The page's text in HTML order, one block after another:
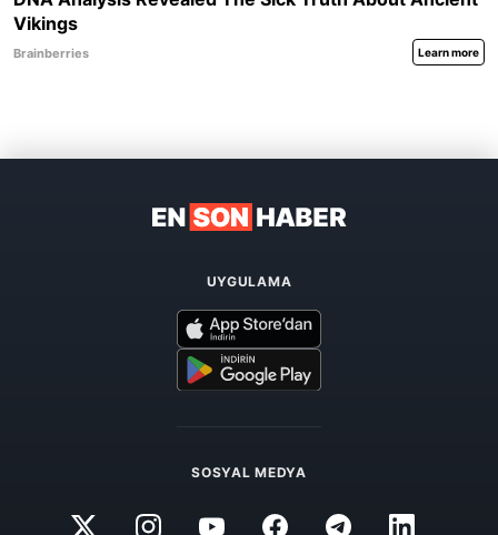
UYGULAMA
SOSYAL MEDYA